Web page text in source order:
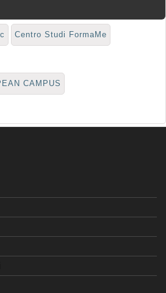
Centro Studi FormaMe
CAMPUS